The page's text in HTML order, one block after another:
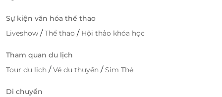
Sự kiện văn hóa thể thao
Liveshow /Thể thao / Hội thảo khóa học
Tham quan du lịch
Tour du lịch /Vé du thuyền /Sim Thẻ
Di chuyển